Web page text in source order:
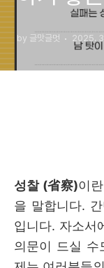
어, 소제
by 글맛글멋 2025.
성찰 (省察)이
을 말합니다.
입니다. 자소서
의문이 드실 수